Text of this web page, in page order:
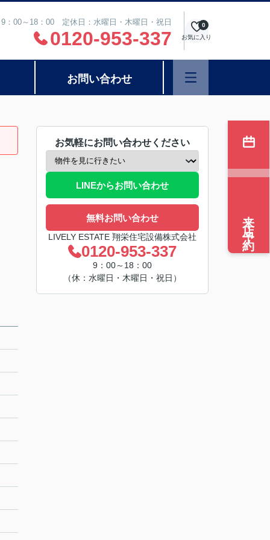
：00～18：00 定休日：水曜日・木曜日・祝日
0120-953-337 お気に入り
0
お問い合わせ
お気軽にお問い合わせください
LINEからお問い合わせ
無料お問い合わせ
LIVELY ESTATE 翔栄住宅設備株式会社
0120-953-337
9：00～18：00
（休：水曜日・木曜日・祝日）
来店予約